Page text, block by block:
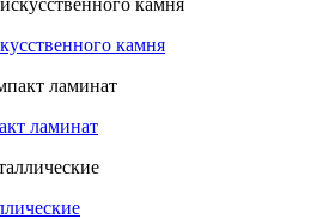
камня
ламинат